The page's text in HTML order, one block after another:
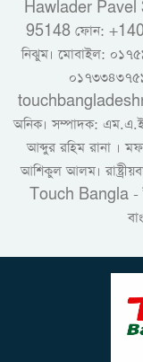
Hawlader Pavel
95148 ফোন:
নিঝুম। ‎মোবাইল:
অনিক। সম্পাদক:
আব্দুর রহিম রানা ।
আশিকুল আলম।
Touch Bangla -